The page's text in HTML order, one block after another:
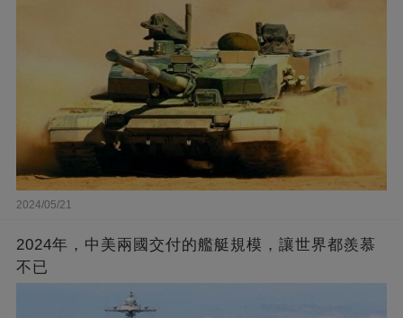
2024/05/21
2024年，中美兩國交付的艦艇規模，讓世界都羨慕
不已